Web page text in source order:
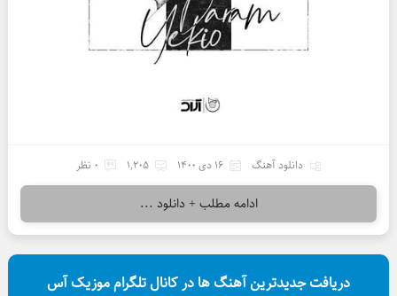
دانلود آهنگ 16 دی 1400 1,205 0 نظر
ادامه مطلب + دانلود ...
دریافت جدیدترین آهنگ ها در کانال تلگرام موزیک آس